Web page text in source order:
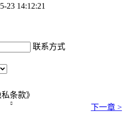
23 14:12:21
联系方式
条款》
 下一章 >